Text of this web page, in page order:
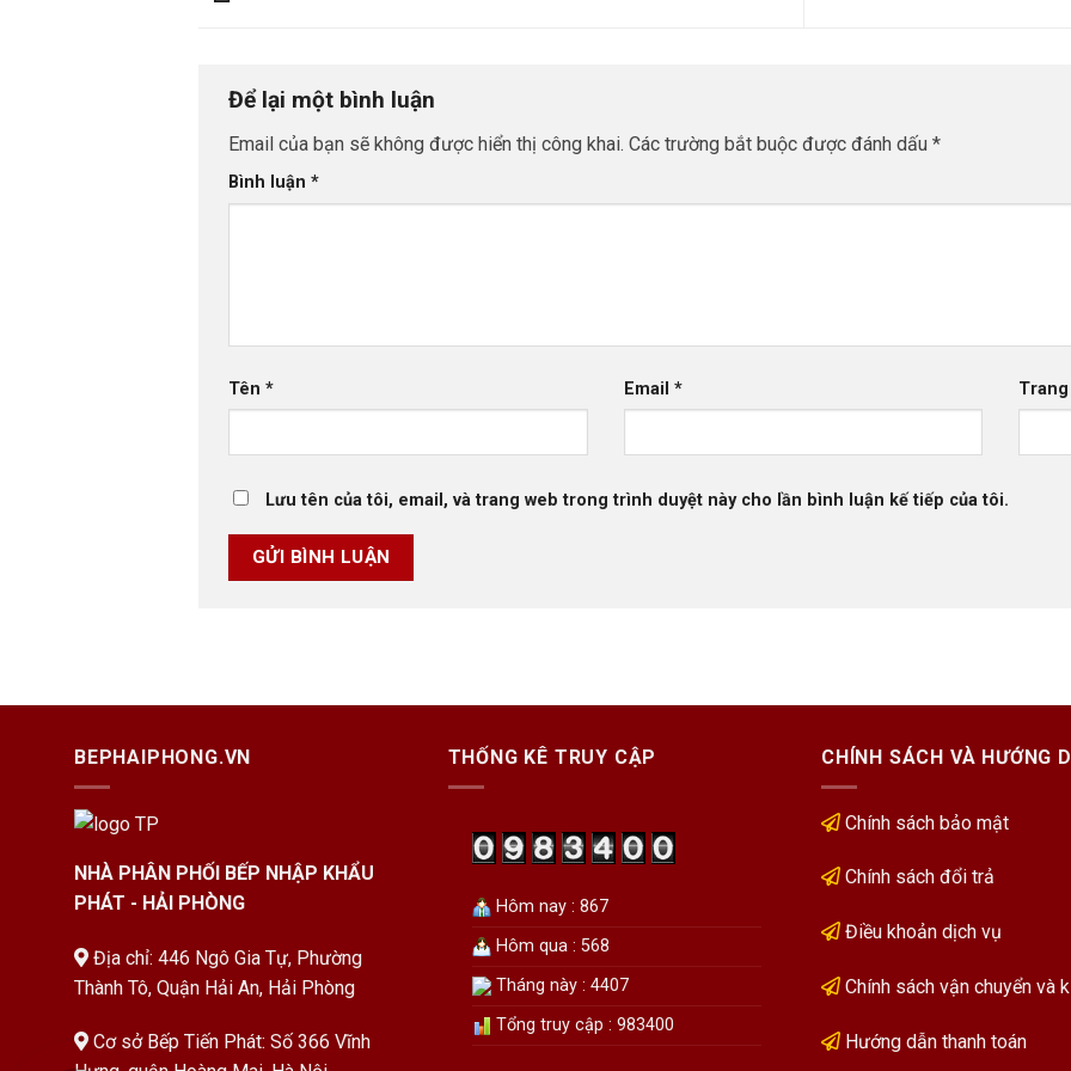
Để lại một bình luận
Email của bạn sẽ không được hiển thị công khai. Các trường bắt buộc được đánh dấu*
Bình luận*
Tên* Email *
Lưu tên của tôi, email, và trang web trong trình duyệt này cho lần bình luận kế tiếp của tôi.
BEPHAIPHONG.VN
NHÀ PHÂN PHỐI BẾP NHẬP KHẨU
PHÁT - HẢI PHÒNG
Địa chỉ: 446 Ngô Gia Tự, Phường
Thành Tô, Quận Hải An, Hải Phòng
Cơ sở Bếp Tiến Phát: Số 366 Vĩnh
THỐNG KÊ TRUY CẬP
Hôm nay : 867
Hôm qua : 568
Tháng này : 4407
Tổng truy cập : 983400
CHÍNH SÁCH VÀ HƯỚNG
Chính sách bảo mật
Chính sách đổi trả
Điều khoản dịch vụ
Chính sách vận chuyển và
Hướng dẫn thanh toán